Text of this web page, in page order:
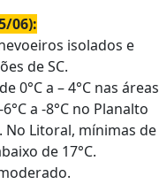
06):
isolados e
de SC.
0°C a – 4°C nas áreas
a -8°C no Planalto
No Litoral, mínimas de
de 17°C.